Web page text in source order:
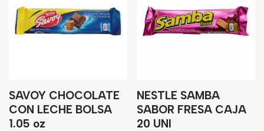
SAVOY CHOCOLATE
CON LECHE BOLSA
1.05 oz
NESTLE SAMBA
SABOR FRESA CAJA
20 UNI